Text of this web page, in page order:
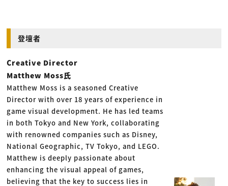
登壇者
Creative Director
Matthew Moss氏
Matthew Moss is a seasoned Creative
Director with over 18 years of experience in
game visual development. He has led teams
in both Tokyo and New York, collaborating
with renowned companies such as Disney,
National Geographic, TV Tokyo, and LEGO.
Matthew is deeply passionate about
enhancing the visual appeal of games,
believing that the key to success lies in